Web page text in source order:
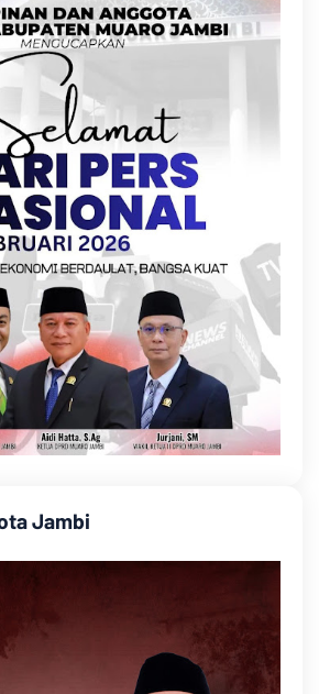
Jambi